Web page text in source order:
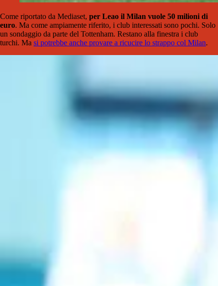
Come riportato da Mediaset, per Leao il Milan vuole 50 milioni di
euro. Ma come ampiamente riferito, i club interessati sono pochi. Solo
un sondaggio da parte del Tottenham. Restano alla finestra i club
turchi. Ma si potrebbe anche provare a ricucire lo strappo col Milan.